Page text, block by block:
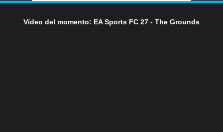
Vídeo del momento: EA Sports FC 27 - The Grounds